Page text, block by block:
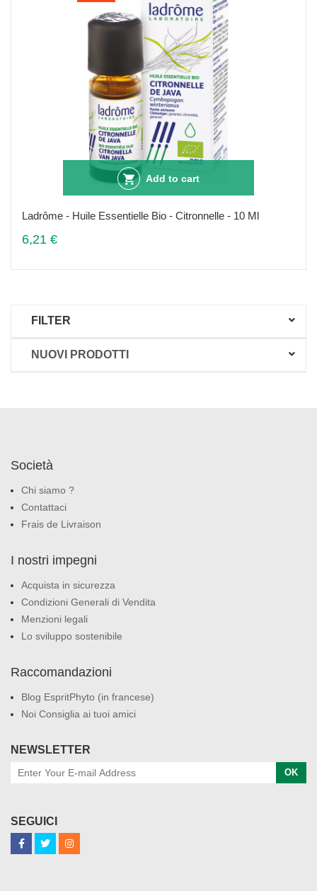
Add to cart
Ladrôme - Huile Essentielle Bio - Citronnelle - 10 Ml
6,21 €
FILTER
NUOVI PRODOTTI
Società
Chi siamo ?
Contattaci
Frais de Livraison
I nostri impegni
Acquista in sicurezza
Condizioni Generali di Vendita
Menzioni legali
Lo sviluppo sostenibile
Raccomandazioni
Blog EspritPhyto (in francese)
Noi Consiglia ai tuoi amici
NEWSLETTER
OK
SEGUICI